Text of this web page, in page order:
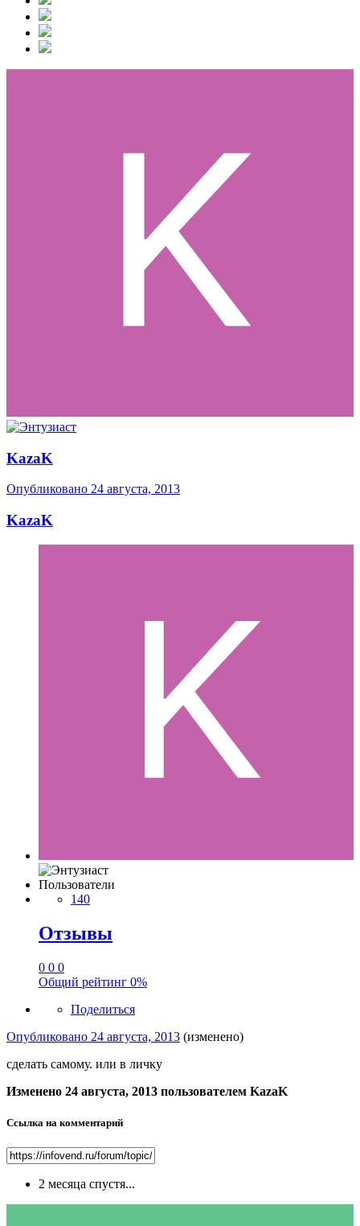
KazaK
Опубликовано 24 августа, 2013
KazaK
Пользователи
140
Отзывы
0 0 0
Общий рейтинг 0%
Поделиться
Опубликовано 24 августа, 2013 (изменено)
сделать самому. или в личку
Изменено 24 августа, 2013 пользователем KazaK
Ссылка на комментарий
2 месяца спустя...